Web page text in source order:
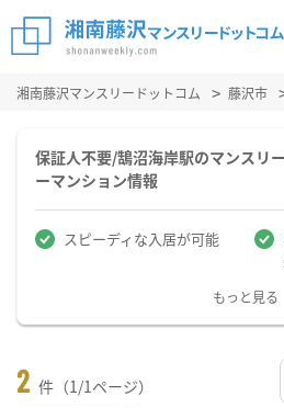
湘南藤沢マンスリードットコム 藤沢市
保証人不要/鵠沼海岸駅のマンスリ
ーマンション情報
スピーディな入居が可能
もっと見る
2 件（1/1ページ）